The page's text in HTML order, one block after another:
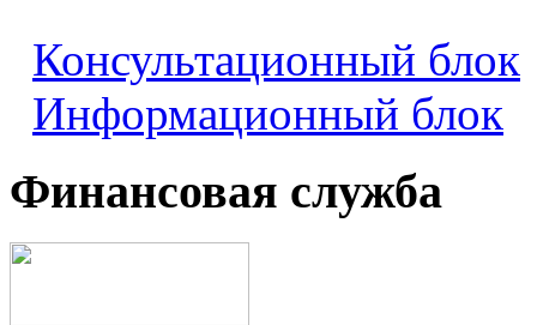
Консультационный блок
Информационный блок
Финансовая служба